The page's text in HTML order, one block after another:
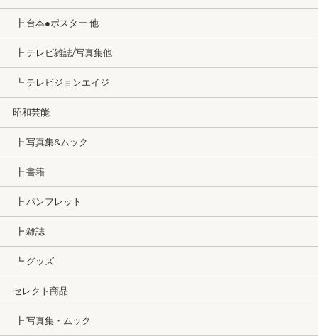
┣ 台本●ポスター 他
┣ テレビ雑誌/写真集他
┗ テレビジョンエイジ
昭和芸能
┣ 写真集&ムック
┣ 書籍
┣ パンフレット
┣ 雑誌
┗ グッズ
セレクト商品
┣ 写真集・ムック